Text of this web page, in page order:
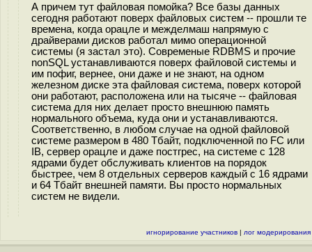
А причем тут файловая помойка? Все базы данных
сегодня работают поверх файловых систем -- прошли те
времена, когда орацле и межделмаш напрямую с
драйверами дисков работал мимо операционной
системы (я застал это). Современые RDBMS и прочие
nonSQL устанавливаются поверх файловой системы и
им пофиг, вернее, они даже и не знают, на одном
железном диске эта файловая система, поверх которой
они работают, расположена или на тысяче -- файловая
система для них делает просто внешнюю память
нормального объема, куда они и устанавливаются.
Соответственно, в любом случае на одной файловой
системе размером в 480 Тбайт, подключенной по FC или
IB, сервер орацле и даже постгрес, на системе с 128
ядрами будет обслуживать клиентов на порядок
быстрее, чем 8 отдельных серверов каждый с 16 ядрами
и 64 Тбайт внешней памяти. Вы просто нормальных
систем не видели.
игнорирование участников | лог модерирования